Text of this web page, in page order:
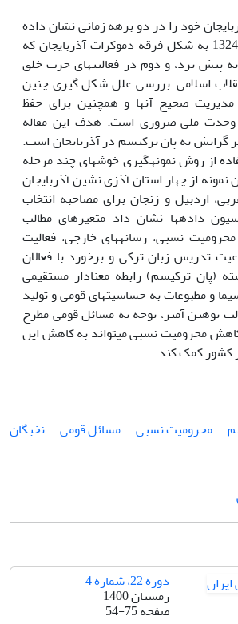
خود را در دو برهه زمانی نشان داده
است: اول در سال 1324 به شکل فرقه دموکرات آذربایجان که
پیش برد، و دوم در فعالیت­های حزب خلق
اسلامی. بررسی علل شکل گیری چنین
مدیریت صحیح آن­ها و همچنین برای حفظ
وحدت ملی ضروری است. هدف این مقاله
گرایش به پان ترکیسم در آذربایجان است.
از روش نمونه­گیری خوشه­ای چند مرحله
عنوان نمونه از چهار استان آذزی نشین آذربایجان
اردبیل و زنجان برای مصاحبه انتخاب
داده­ها نشان داد متغیرهای مطالب
نسبی، رسانه­های خارجی، فعالیت
تدریس زبان ترکی و برخورد با فعالان
(پان ترکیسم) رابطه معنادار مستقیمی
و مطبوعات به حساسیت­های قومی و تولید
توهین آمیز، توجه به مسائل قومی مطرح
محرومیت نسبی می­تواند به کاهش این
کشور کمک کند.
محرومیت نسبی مسائل قومی
نخبگان
دوره 22، شماره 4
زمستان 1400
صفحه54-75